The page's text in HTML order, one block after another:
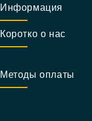
Информация
Коротко о нас
Методы оплаты